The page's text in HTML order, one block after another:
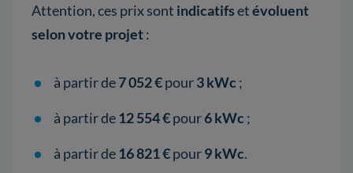
Attention, ces prix sont indicatifsetévoluent
selon votre projet:
à partir de7 052 €pour3 kWc ;
à partir de12 554 €pour6 kWc ;
à partir de16 821 €pour9 kWc.